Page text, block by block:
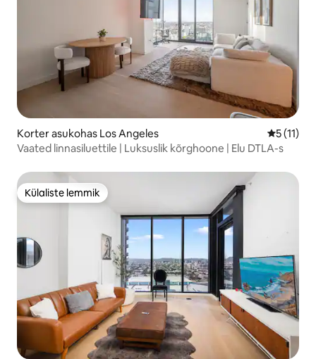
Korter asukohas Los Angeles
5 (11)
Vaated linnasiluettile | Luksuslik kõrghoone | Elu DTLA-s
Külaliste lemmik
Külaliste lemmik